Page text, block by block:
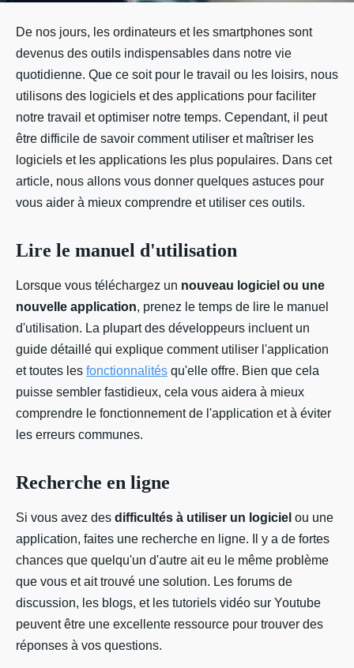
De nos jours, les ordinateurs et les smartphones sont
devenus des outils indispensables dans notre vie
quotidienne. Que ce soit pour le travail ou les loisirs, nous
utilisons des logiciels et des applications pour faciliter
notre travail et optimiser notre temps. Cependant, il peut
être difficile de savoir comment utiliser et maîtriser les
logiciels et les applications les plus populaires. Dans cet
article, nous allons vous donner quelques astuces pour
vous aider à mieux comprendre et utiliser ces outils.
Lire le manuel d'utilisation
Lorsque vous téléchargez un nouveau logiciel ou une
nouvelle application, prenez le temps de lire le manuel
d'utilisation. La plupart des développeurs incluent un
guide détaillé qui explique comment utiliser l'application
et toutes les fonctionnalités qu'elle offre. Bien que cela
puisse sembler fastidieux, cela vous aidera à mieux
comprendre le fonctionnement de l'application et à éviter
les erreurs communes.
Recherche en ligne
Si vous avez des difficultés à utiliser un logiciel ou une
application, faites une recherche en ligne. Il y a de fortes
chances que quelqu'un d'autre ait eu le même problème
que vous et ait trouvé une solution. Les forums de
discussion, les blogs, et les tutoriels vidéo sur Youtube
peuvent être une excellente ressource pour trouver des
réponses à vos questions.